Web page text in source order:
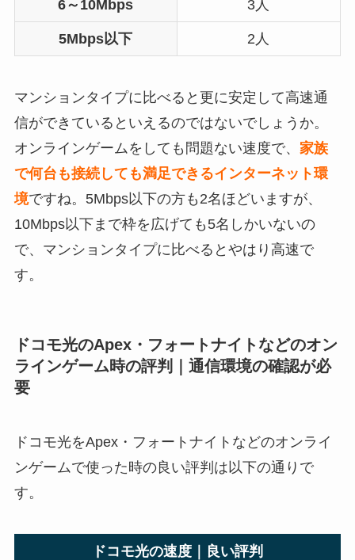
6～10Mbps 3人
5Mbps以下 2人
マンションタイプに比べると更に安定して高速通
信ができているといえるのではないでしょうか。
オンラインゲームをしても問題ない速度で、 家族
で何台も接続しても満足できるインターネット環
境ですね。5Mbps以下の方も2名ほどいますが、
10Mbps以下まで枠を広げても5名しかいないの
で、マンションタイプに比べるとやはり高速で
す。
ドコモ光のApex・フォートナイトなどのオン
ラインゲーム時の評判｜通信環境の確認が必
要
ドコモ光をApex・フォートナイトなどのオンライ
ンゲームで使った時の良い評判は以下の通りで
す。
ドコモ光の速度｜良い評判